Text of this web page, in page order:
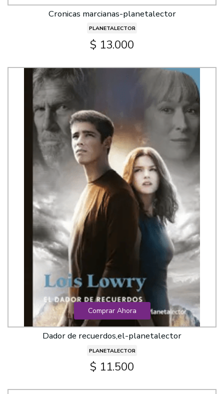
Cronicas marcianas-planetalector
PLANETALECTOR
$ 13.000
Comprar Ahora
Dador de recuerdos,el-planetalector
PLANETALECTOR
$ 11.500